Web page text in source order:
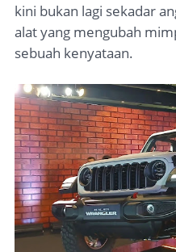
kini bukan lagi sekadar
alat yang mengubah
sebuah kenyataan.